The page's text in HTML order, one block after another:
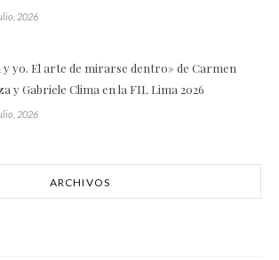
2026
y yo. El arte de mirarse dentro» de Carmen
y Gabriele Clima en la FIL Lima 2026
2026
ARCHIVOS